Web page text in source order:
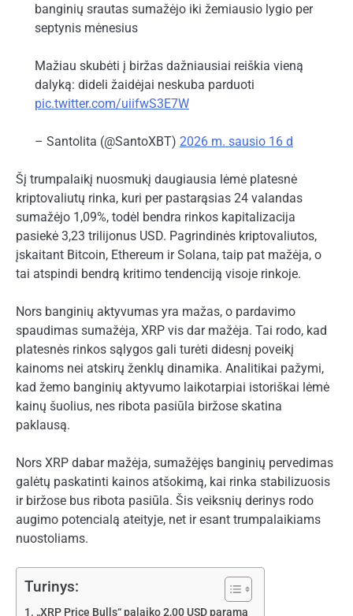
banginių srautas sumažėjo iki žemiausio lygio per
septynis mėnesius
Mažiau skubėti į biržas dažniausiai reiškia vieną
dalyką: dideli žaidėjai neskuba parduoti
pic.twitter.com/uiifwS3E7W
– Santolita (@SantoXBT) 2026 m. sausio 16 d
Šį trumpalaikį nuosmukį daugiausia lėmė platesnė
kriptovaliutų rinka, kuri per pastarąsias 24 valandas
sumažėjo 1,09%, todėl bendra rinkos kapitalizacija
pasiekė 3,23 trilijonus USD. Pagrindinės kriptovaliutos,
įskaitant Bitcoin, Ethereum ir Solana, taip pat mažėja, o
tai atspindi bendrą kritimo tendenciją visoje rinkoje.
Nors banginių aktyvumas yra mažas, o pardavimo
spaudimas sumažėja, XRP vis dar mažėja. Tai rodo, kad
platesnės rinkos sąlygos gali turėti didesnį poveikį
kainoms nei atskirų ženklų dinamika. Analitikai pažymi,
kad žemo banginių aktyvumo laikotarpiai istoriškai lėmė
kainų šuolius, nes ribota pasiūla biržose skatina
paklausą.
Nors XRP dabar mažėja, sumažėjęs banginių pervedimas
galėtų paskatinti kainos atšokimą, kai rinka stabilizuosis
ir biržose bus ribota pasiūla. Šis veiksnių derinys rodo
augimo potencialą ateityje, net ir esant trumpalaikiams
nuostoliams.
Turinys:
„XRP Price Bulls“ palaiko 2,00 USD paramą